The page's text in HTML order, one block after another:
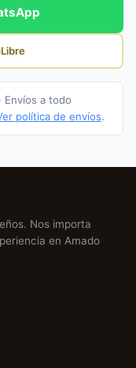
Envíos a todo
política de envíos.
Nos importa
en Amado